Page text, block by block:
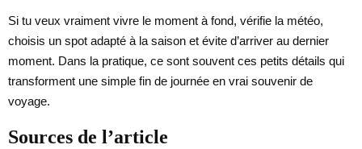
Si tu veux vraiment vivre le moment à fond, vérifie la météo,
choisis un spot adapté à la saison et évite d’arriver au dernier
moment. Dans la pratique, ce sont souvent ces petits détails qui
transforment une simple fin de journée en vrai souvenir de
voyage.
Sources de l’article